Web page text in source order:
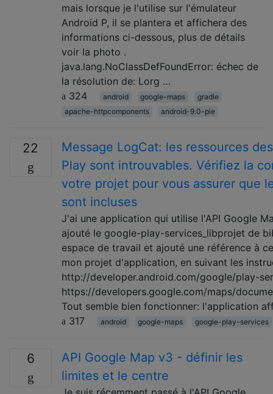
mais lorsque je l'utilise sur l'émulateur
Android P, il se plantera et affichera des
informations ci-dessous, plus de détails
voir la photo .
java.lang.NoClassDefFoundError: échec de
la résolution de: Lorg …
324
android google-maps
gradle
apache-httpcomponents
android-9.0-pie
22
Message LogCat: les ressources
Play sont introuvables. Vérifiez la
votre projet pour vous assurer que
sont incluses
J'ai une application qui utilise l'API Google
ajouté le google-play-services_libprojet de
espace de travail et ajouté une référence à
mon projet d'application, en suivant les
http://developer.android.com/google/play-
https://developers.google.com/maps/
Tout semble bien fonctionner: l'application
317
android google-maps google-play-services
6
API Google Map v3 - définir les
limites et le centre